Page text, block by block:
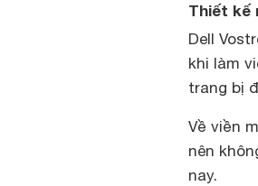
Thiết kế
Dell
khi làm
trang bị
Về viền
nên
nay.